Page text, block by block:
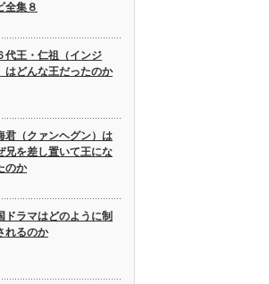
全集８
代王・仁祖（インジ
はどんな王だったのか
君（クァンヘグン）は
兄を差し置いて王にな
のか
ドラマはどのように制
れるのか